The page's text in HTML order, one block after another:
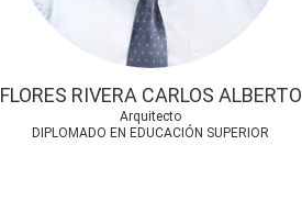
FLORES RIVERA CARLOS ALBERTO
Arquitecto
DIPLOMADO EN EDUCACIÓN SUPERIOR